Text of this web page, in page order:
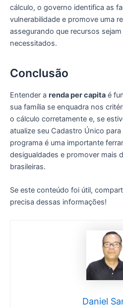
cálculo, o governo identifica as
vulnerabilidade e promove uma
assegurando que recursos
necessitados.
Conclusão
Entender a renda per capita é
sua família se enquadra nos
o cálculo corretamente e, se
atualize seu Cadastro Único
programa é uma importante
desigualdades e promover mais
brasileiras.
Se este conteúdo foi útil,
precisa dessas informações!
Daniel